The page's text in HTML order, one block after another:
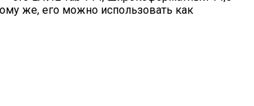
же, его можно использовать как